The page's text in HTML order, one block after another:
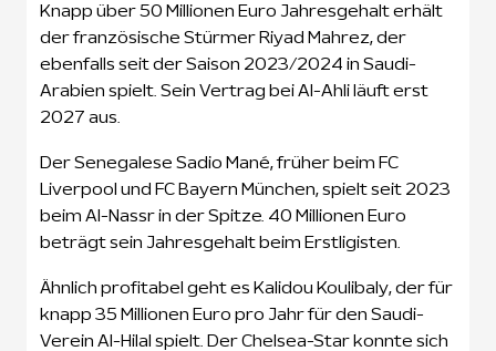
Knapp über 50 Millionen Euro Jahresgehalt erhält
der französische Stürmer Riyad Mahrez, der
ebenfalls seit der Saison 2023/2024 in Saudi-
Arabien spielt. Sein Vertrag bei Al-Ahli läuft erst
2027 aus.
Der Senegalese Sadio Mané, früher beim FC
Liverpool und FC Bayern München, spielt seit 2023
beim Al-Nassr in der Spitze. 40 Millionen Euro
beträgt sein Jahresgehalt beim Erstligisten.
Ähnlich profitabel geht es Kalidou Koulibaly, der für
knapp 35 Millionen Euro pro Jahr für den Saudi-
Verein Al-Hilal spielt. Der Chelsea-Star konnte sich